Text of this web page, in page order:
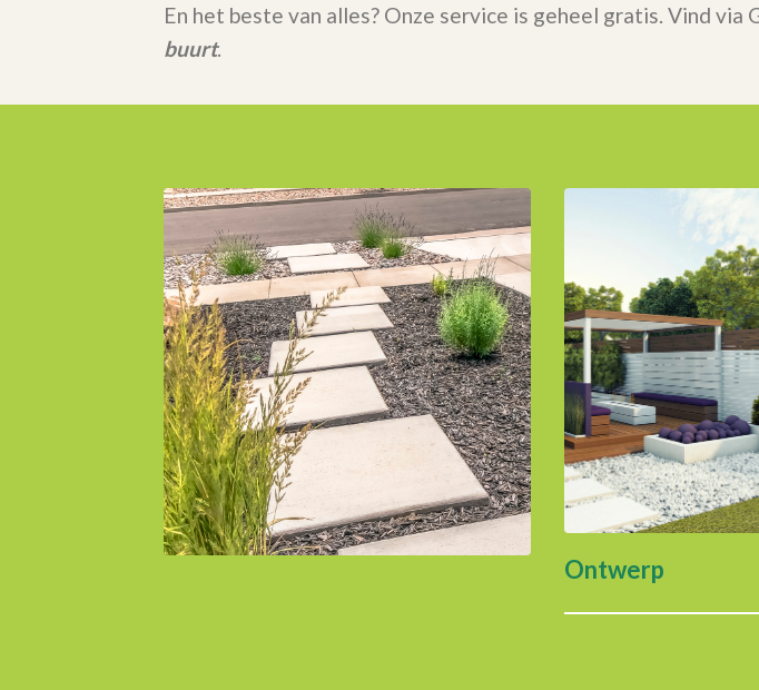
En het beste van alles? Onze service is geheel gratis. Vind
buurt.
Ontwerp